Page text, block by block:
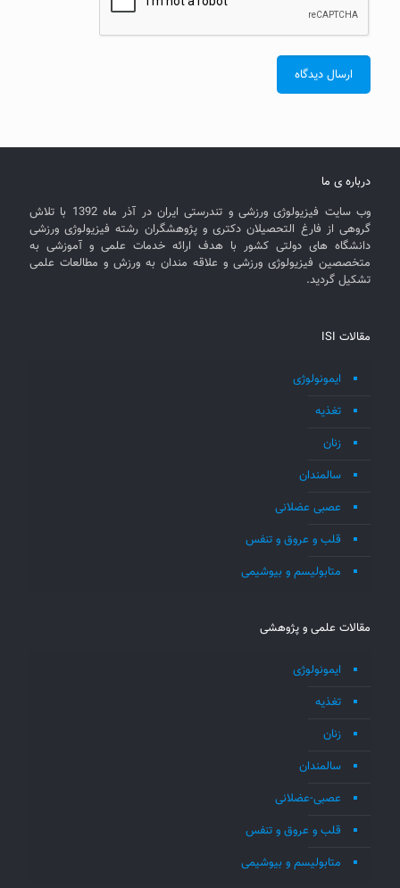
درباره ی ما
وب سایت فیزیولوژی ورزشی و تندرستی ایران در آذر ماه 1392 با تلاش
گروهی از فارغ التحصیلان دکتری و پژوهشگران رشته فیزیولوژی ورزشی
دانشگاه های دولتی کشور با هدف ارائه خدمات علمی و آموزشی به
متخصصین فیزیولوژی ورزشی و علاقه مندان به ورزش و مطالعات علمی
تشکیل گردید.
مقالات ISI
ایمونولوژی
تغذیه
زنان
سالمندان
عصبی عضلانی
قلب و عروق و تنفس
متابولیسم و بیوشیمی
مقالات علمی و پژوهشی
ایمونولوژی
تغذیه
زنان
سالمندان
عصبی-عضلانی
قلب و عروق و تنفس
متابولیسم و بیوشیمی